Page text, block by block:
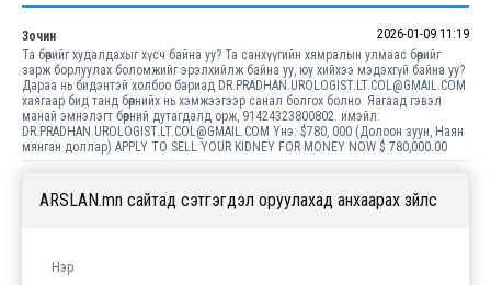
Зочин
2026-01-09 11:19
Та бөөрийг худалдахыг хүсч байна уу? Та санхүүгийн хямралын улмаас бөөрийг
зарж борлуулах боломжийг эрэлхийлж байна уу, юу хийхээ мэдэхгүй байна уу?
Дараа нь бидэнтэй холбоо бариад DR.PRADHAN.UROLOGIST.LT.COL@GMAIL.COM
хаягаар бид танд бөөрнийх нь хэмжээгээр санал болгох болно. Яагаад гэвэл
манай эмнэлэгт бөөрний дутагдалд орж, 91424323800802. имэйл:
DR.PRADHAN.UROLOGIST.LT.COL@GMAIL.COM Yнэ: $780, 000 (Долоон зуун, Наян
мянган доллар) APPLY TO SELL YOUR KIDNEY FOR MONEY NOW $ 780,000.00
ARSLAN.mn сайтад сэтгэгдэл оруулахад анхаарах зүйлс